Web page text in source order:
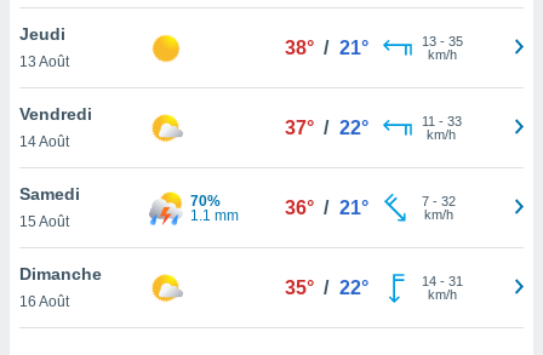
votre
à
en
le
Jeudi
13 Août
38° / 21° 13- 35
km/h
Vendredi
14 Août
37° / 22° 11 - 33
km/h
Samedi
15 Août
70%
1.1 mm
36° / 21° 7- 32
km/h
Dimanche
16 Août
35° / 22° 14- 31
km/h